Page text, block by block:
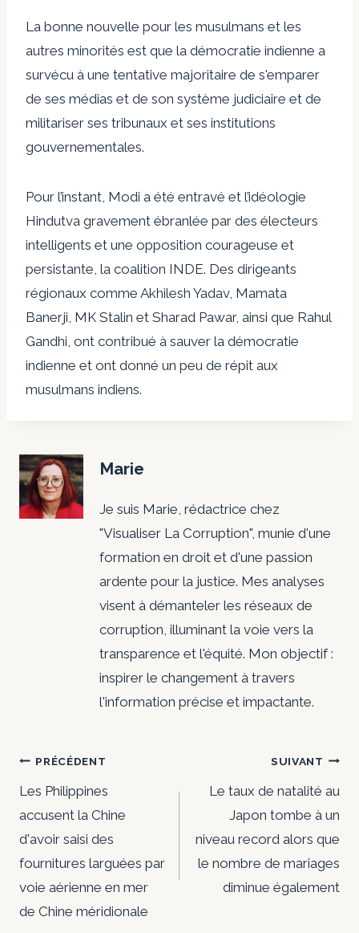
La bonne nouvelle pour les musulmans et les
autres minorités est que la démocratie indienne a
survécu à une tentative majoritaire de s'emparer
de ses médias et de son système judiciaire et de
militariser ses tribunaux et ses institutions
gouvernementales.
Pour l’instant, Modi a été entravé et l’idéologie
Hindutva gravement ébranlée par des électeurs
intelligents et une opposition courageuse et
persistante, la coalition INDE. Des dirigeants
régionaux comme Akhilesh Yadav, Mamata
Banerji, MK Stalin et Sharad Pawar, ainsi que Rahul
Gandhi, ont contribué à sauver la démocratie
indienne et ont donné un peu de répit aux
musulmans indiens.
Marie
Je suis Marie, rédactrice chez
"Visualiser La Corruption", munie d'une
formation en droit et d'une passion
ardente pour la justice. Mes analyses
visent à démanteler les réseaux de
corruption, illuminant la voie vers la
transparence et l'équité. Mon objectif :
inspirer le changement à travers
l'information précise et impactante.
Navigation
de
l’article
PRÉCÉDENT
Les Philippines
accusent la Chine
d'avoir saisi des
fournitures larguées par
voie aérienne en mer
de Chine méridionale
SUIVANT
Le taux de natalité au
Japon tombe à un
niveau record alors que
le nombre de mariages
diminue également